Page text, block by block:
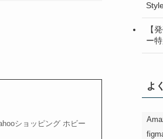
ショッピング ホビー
【
ー
よ